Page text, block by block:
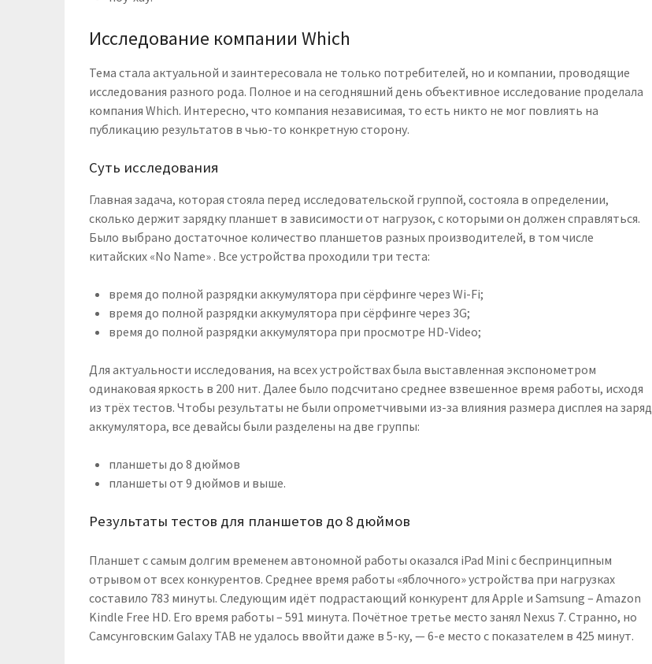
Исследование компании Which
Тема стала актуальной и заинтересовала не только потребителей, но и компании, проводящие
исследования разного рода. Полное и на сегодняшний день объективное исследование проделала
компания Which. Интересно, что компания независимая, то есть никто не мог повлиять на
публикацию результатов в чью-то конкретную сторону.
Суть исследования
Главная задача, которая стояла перед исследовательской группой, состояла в определении,
сколько держит зарядку планшет в зависимости от нагрузок, с которыми он должен справляться.
Было выбрано достаточное количество планшетов разных производителей, в том числе
китайских «No Name» . Все устройства проходили три теста:
время до полной разрядки аккумулятора при сёрфинге через Wi-Fi;
время до полной разрядки аккумулятора при сёрфинге через 3G;
время до полной разрядки аккумулятора при просмотре HD-Video;
Для актуальности исследования, на всех устройствах была выставленная экспонометром
одинаковая яркость в 200 нит. Далее было подсчитано среднее взвешенное время работы, исходя
из трёх тестов. Чтобы результаты не были опрометчивыми из-за влияния размера дисплея на заряд
аккумулятора, все девайсы были разделены на две группы:
планшеты до 8 дюймов
планшеты от 9 дюймов и выше.
Результаты тестов для планшетов до 8 дюймов
Планшет с самым долгим временем автономной работы оказался iPad Mini с беспринципным
отрывом от всех конкурентов. Среднее время работы «яблочного» устройства при нагрузках
составило 783 минуты. Следующим идёт подрастающий конкурент для Apple и Samsung – Amazon
Kindle Free HD. Его время работы – 591 минута. Почётное третье место занял Nexus 7. Странно, но
Самсунговским Galaxy TAB не удалось ввойти даже в 5-ку, — 6-е место с показателем в 425 минут.